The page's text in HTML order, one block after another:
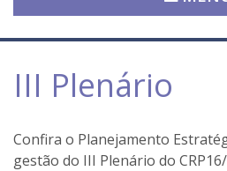
III Plenário
Confira o Planejamento
gestão do III Plenário do CRP16/